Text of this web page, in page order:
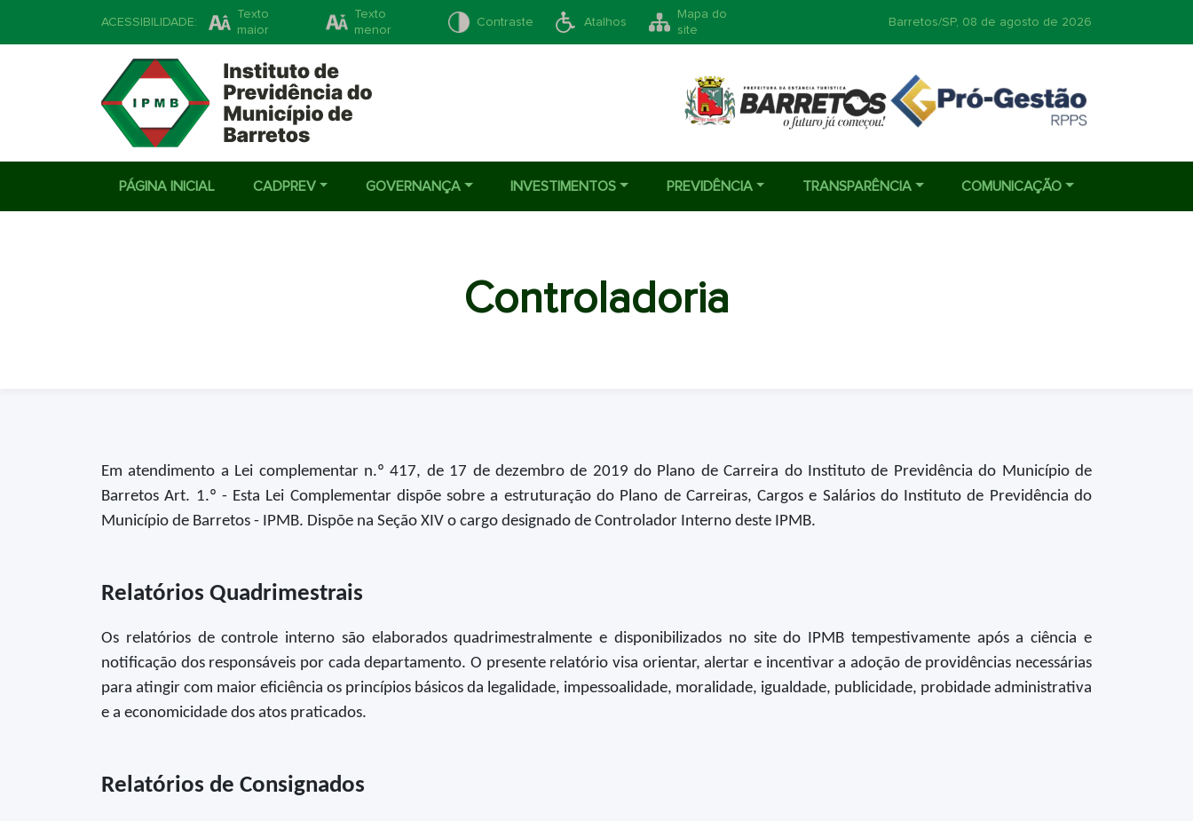
ACESSIBILIDADE:
Texto
maior
Texto
menor
Contraste Atalhos
Mapa do
site
Barretos/SP, 08 de agosto de 2026
PÁGINA INICIAL CADPREV GOVERNANÇA INVESTIMENTOS PREVIDÊNCIA TRANSPARÊNCIA COMUNICAÇÃO
Controladoria
Em atendimento a Lei complementar n.º 417, de 17 de dezembro de 2019 do Plano de Carreira do Instituto de Previdência do Município de
Barretos Art. 1.º - Esta Lei Complementar dispõe sobre a estruturação do Plano de Carreiras, Cargos e Salários do Instituto de Previdência do
Município de Barretos - IPMB. Dispõe na Seção XIV o cargo designado de Controlador Interno deste IPMB.
Relatórios Quadrimestrais
Os relatórios de controle interno são elaborados quadrimestralmente e disponibilizados no site do IPMB tempestivamente após a ciência e
notificação dos responsáveis por cada departamento. O presente relatório visa orientar, alertar e incentivar a adoção de providências necessárias
para atingir com maior eficiência os princípios básicos da legalidade, impessoalidade, moralidade, igualdade, publicidade, probidade administrativa
e a economicidade dos atos praticados.
Relatórios de Consignados